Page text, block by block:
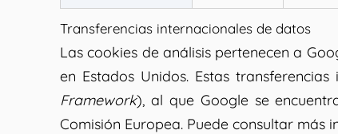
Transferencias internacionales de datos
Las cookies de análisis pertenecen a
en Estados Unidos. Estas
Framework), al que Google se
Comisión Europea. Puede consultar más